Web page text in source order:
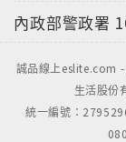
內政部警政署
誠品線上eslite.com
生活股
統一編號：